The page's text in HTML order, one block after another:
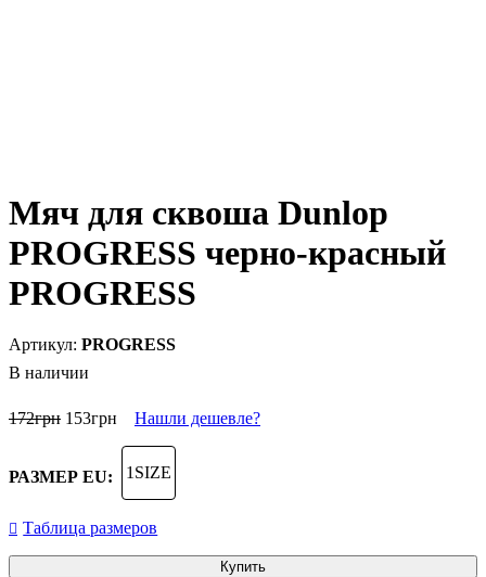
Мяч для сквоша Dunlop
PROGRESS черно-красный
PROGRESS
PROGRESS
В наличии
172грн 153грн Нашли дешевле?
РАЗМЕР EU: 1SIZE
Таблица размеров
Купить